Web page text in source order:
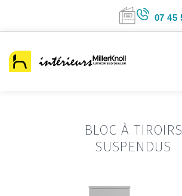
BLOC À TIROIRS
SUSPENDUS